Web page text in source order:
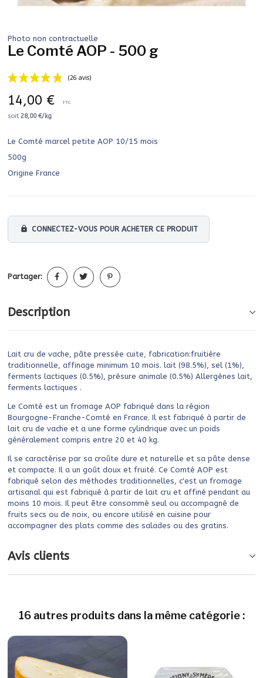
Photo non contractuelle
Le Comté AOP - 500 g
(26 avis)
14,00 € TTC
soit 28,00 €/kg
Le Comté marcel petite AOP 10/15 mois
500g
Origine France
lock CONNECTEZ-VOUS POUR ACHETER CE PRODUIT
Partager:
Description
Lait cru de vache, pâte pressée cuite, fabrication:fruitière
traditionnelle, affinage minimum 10 mois. lait (98.5%), sel (1%),
ferments lactiques (0.5%), présure animale (0.5%) Allergènes lait,
ferments lactiques .
Le Comté est un fromage AOP fabriqué dans la région
Bourgogne-Franche-Comté en France. Il est fabriqué à partir de
lait cru de vache et a une forme cylindrique avec un poids
généralement compris entre 20 et 40 kg.
Il se caractérise par sa croûte dure et naturelle et sa pâte dense
et compacte. Il a un goût doux et fruité. Ce Comté AOP est
fabriqué selon des méthodes traditionnelles, c'est un fromage
artisanal qui est fabriqué à partir de lait cru et affiné pendant au
moins 10 mois. Il peut être consommé seul ou accompagné de
fruits secs ou de noix, ou encore utilisé en cuisine pour
accompagner des plats comme des salades ou des gratins.
Avis clients
16 autres produits dans la même catégorie :